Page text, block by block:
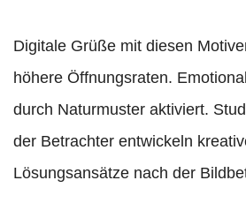
Digitale Grüße mit diesen
höhere Öffnungsraten.
durch Naturmuster aktiviert.
der Betrachter entwickeln
Lösungsansätze nach der